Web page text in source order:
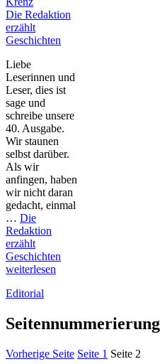
Die Redaktion
erzählt
Geschichten
Liebe
Leserinnen und
Leser, dies ist
sage und
schreibe unsere
40. Ausgabe.
Wir staunen
selbst darüber.
Als wir
anfingen, haben
wir nicht daran
gedacht, einmal
… Die
Redaktion
erzählt
Geschichten
weiterlesen
Editorial
Vorherige Seite Seite 1 Seite 2